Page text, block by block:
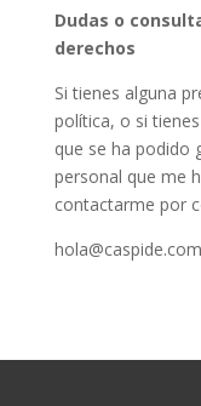
Dudas o
derechos
Si tienes alguna
política, o si
que se ha podido
personal que me
contactarme por
hola@caspide.com